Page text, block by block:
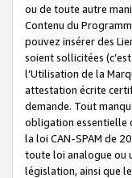
ou de toute autre
Contenu du
pouvez insérer des
soient sollicitées
l’Utilisation de la
attestation écrite
demande. Tout
obligation essentielle
la loi CAN-SPAM de
toute loi analogue ou
législation, ainsi que